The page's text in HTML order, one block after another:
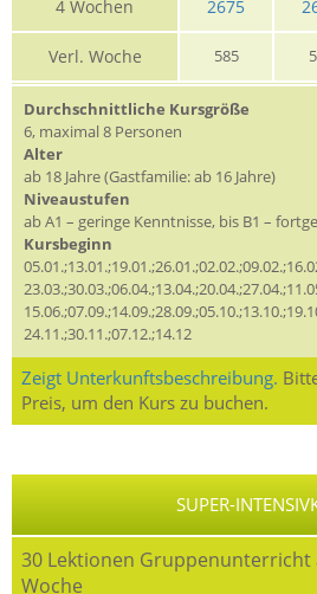
4 Wochen 2675
Verl. Woche 585
Durchschnittliche Kursgröße
6, maximal 8 Personen
Alter
ab 18 Jahre (Gastfamilie: ab 16 Jahre)
Niveaustufen
ab A1 – geringe Kenntnisse, bis B1 –
Kursbeginn
24.11.;30.11.;07.12.;14.12
Zeigt Unterkunftsbeschreibung.
Preis, um den Kurs zu buchen.
SUPER-
30 Lektionen Gruppenunterricht
Woche